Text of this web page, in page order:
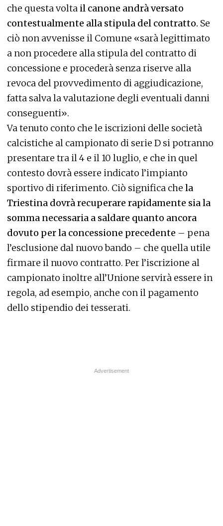
che questa volta il canone andrà versato
contestualmente alla stipula del contratto. Se
ciò non avvenisse il Comune «sarà legittimato
a non procedere alla stipula del contratto di
concessione e procederà senza riserve alla
revoca del provvedimento di aggiudicazione,
fatta salva la valutazione degli eventuali danni
conseguenti».
Va tenuto conto che le iscrizioni delle società
calcistiche al campionato di serie D si potranno
presentare tra il 4 e il 10 luglio, e che in quel
contesto dovrà essere indicato l’impianto
sportivo di riferimento. Ciò significa che la
Triestina dovrà recuperare rapidamente sia la
somma necessaria a saldare quanto ancora
dovuto per la concessione precedente – pena
l’esclusione dal nuovo bando – che quella utile
firmare il nuovo contratto. Per l’iscrizione al
campionato inoltre all’Unione servirà essere in
regola, ad esempio, anche con il pagamento
dello stipendio dei tesserati.